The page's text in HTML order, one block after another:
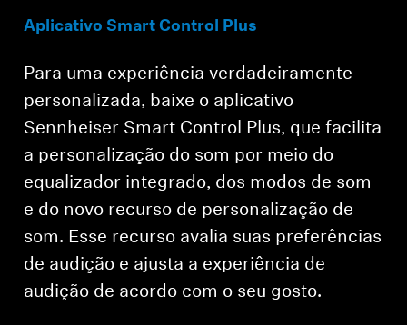
Aplicativo Smart Control Plus
Para uma experiência verdadeiramente
personalizada, baixe o aplicativo
Sennheiser Smart Control Plus, que facilita
a personalização do som por meio do
equalizador integrado, dos modos de som
e do novo recurso de personalização de
som. Esse recurso avalia suas preferências
de audição e ajusta a experiência de
audição de acordo com o seu gosto.